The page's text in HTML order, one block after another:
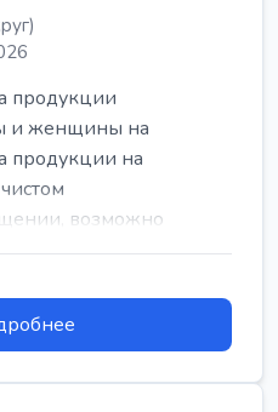
продукции
и женщины на
продукции на
возможно